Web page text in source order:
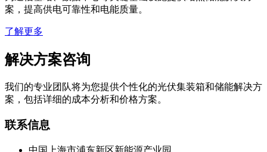
案，提高供电可靠性和电能质量。
了解更多
解决方案咨询
我们的专业团队将为您提供个性化的光伏集装箱和储能解决方
案，包括详细的成本分析和价格方案。
联系信息
中国上海市浦东新区新能源产业园